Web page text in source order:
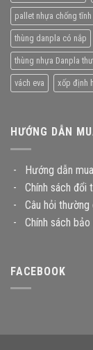
pallet nhựa chống
thùng danpla có nắp
thùng nhựa Danpla
vách eva xốp định
HƯỚNG DẪN
- Hướng dẫn
- Chính sách đổi
- Câu hỏi thường
- Chính sách
FACEBOOK